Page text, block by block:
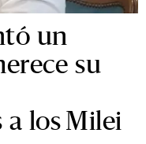
un
su
los Milei